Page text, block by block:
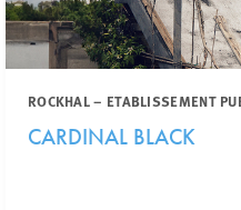
ROCKHAL – ETABLISSEMENT
CARDINAL BLACK